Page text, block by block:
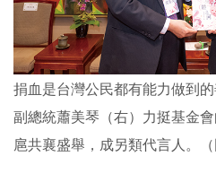
捐血是台灣公民都有能力做到
副總統蕭美琴（右）力挺基金
扈共襄盛舉，成另類代言人。